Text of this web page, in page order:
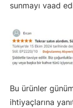
sunmayı vaad
Bu ürünler
ihtiyaçlarına